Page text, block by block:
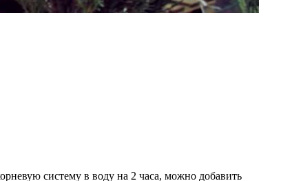
систему в воду на 2 часа, можно добавить